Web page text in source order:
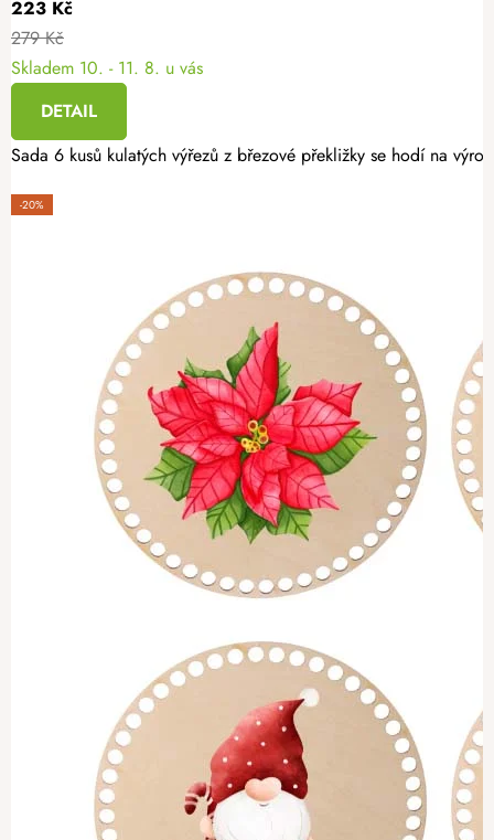
223 Kč
279 Kč
Skladem 10. - 11. 8. u vás
DETAIL
Sada 6 kusů kulatých výřezů z březové překližky se hodí na
-20%